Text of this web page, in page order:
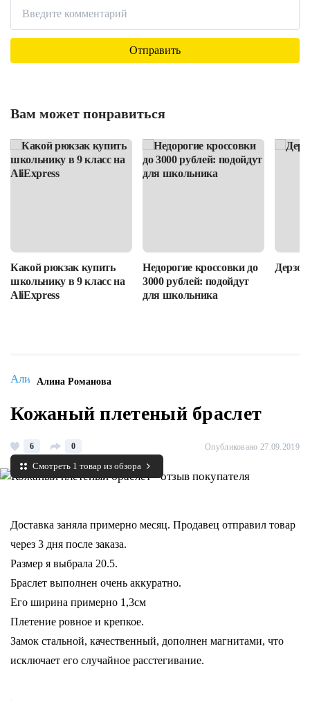
Вам может понравиться
Какой рюкзак купить
школьнику в 9 класс на
AliExpress
Недорогие кроссовки до
3000 рублей: подойдут
для школьника
Алина Романова
Кожаный плетеный браслет
6 0 Опубликовано 27.09.2019
Смотреть 1 товар из обзора
Доставка заняла примерно месяц. Продавец отправил товар
через 3 дня после заказа.
Размер я выбрала 20.5.
Браслет выполнен очень аккуратно.
Его ширина примерно 1,3см
Плетение ровное и крепкое.
Замок стальной, качественный, дополнен магнитами, что
исключает его случайное расстегивание.